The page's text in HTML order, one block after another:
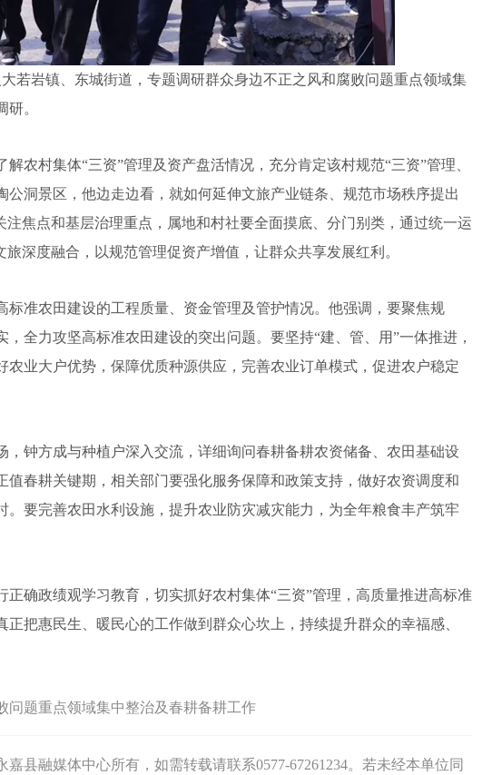
岩镇、东城街道，专题调研群众身边不正之风和腐败问题重点领域集
。
村集体“三资”管理及资产盘活情况，充分肯定该村规范“三资”管理、
洞景区，他边走边看，就如何延伸文旅产业链条、规范市场秩序提出
焦点和基层治理重点，属地和村社要全面摸底、分门别类，通过统一运
深度融合，以规范管理促资产增值，让群众共享发展红利。
准农田建设的工程质量、资金管理及管护情况。他强调，要聚焦规
全力攻坚高标准农田建设的突出问题。要坚持“建、管、用”一体推进，
业大户优势，保障优质种源供应，完善农业订单模式，促进农户稳定
钟方成与种植户深入交流，详细询问春耕备耕农资储备、农田基础设
春耕关键期，相关部门要强化服务保障和政策支持，做好农资调度和
要完善农田水利设施，提升农业防灾减灾能力，为全年粮食丰产筑牢
政绩观学习教育，切实抓好农村集体“三资”管理，高质量推进高标准
把惠民生、暖民心的工作做到群众心坎上，持续提升群众的幸福感、
问题重点领域集中整治及春耕备耕工作
县融媒体中心所有，如需转载请联系0577-67261234。若未经本单位同